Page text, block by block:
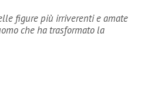
figure più irriverenti e amate
che ha trasformato la